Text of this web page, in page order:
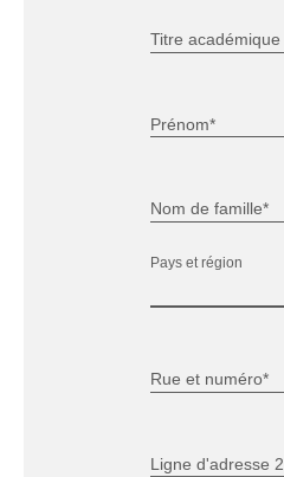
Titre académique
Prénom*
Nom de famille*
Pays et région
Rue et numéro*
Ligne d'adresse 2